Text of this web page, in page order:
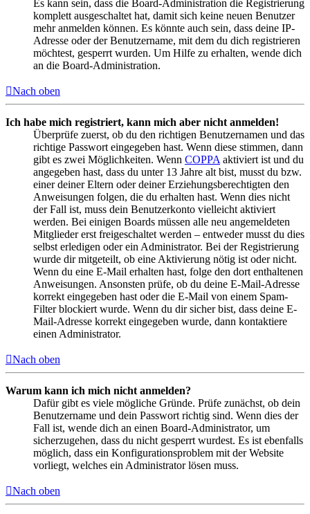
Es kann sein, dass die Board-Administration die Registrierung
komplett ausgeschaltet hat, damit sich keine neuen Benutzer
mehr anmelden können. Es könnte auch sein, dass deine IP-
Adresse oder der Benutzername, mit dem du dich registrieren
möchtest, gesperrt wurden. Um Hilfe zu erhalten, wende dich
an die Board-Administration.
Nach oben
Ich habe mich registriert, kann mich aber nicht anmelden!
Überprüfe zuerst, ob du den richtigen Benutzernamen und das
richtige Passwort eingegeben hast. Wenn diese stimmen, dann
gibt es zwei Möglichkeiten. Wenn COPPA aktiviert ist und du
angegeben hast, dass du unter 13 Jahre alt bist, musst du bzw.
einer deiner Eltern oder deiner Erziehungsberechtigten den
Anweisungen folgen, die du erhalten hast. Wenn dies nicht
der Fall ist, muss dein Benutzerkonto vielleicht aktiviert
werden. Bei einigen Boards müssen alle neu angemeldeten
Mitglieder erst freigeschaltet werden – entweder musst du dies
selbst erledigen oder ein Administrator. Bei der Registrierung
wurde dir mitgeteilt, ob eine Aktivierung nötig ist oder nicht.
Wenn du eine E-Mail erhalten hast, folge den dort enthaltenen
Anweisungen. Ansonsten prüfe, ob du deine E-Mail-Adresse
korrekt eingegeben hast oder die E-Mail von einem Spam-
Filter blockiert wurde. Wenn du dir sicher bist, dass deine E-
Mail-Adresse korrekt eingegeben wurde, dann kontaktiere
einen Administrator.
Nach oben
Warum kann ich mich nicht anmelden?
Dafür gibt es viele mögliche Gründe. Prüfe zunächst, ob dein
Benutzername und dein Passwort richtig sind. Wenn dies der
Fall ist, wende dich an einen Board-Administrator, um
sicherzugehen, dass du nicht gesperrt wurdest. Es ist ebenfalls
möglich, dass ein Konfigurationsproblem mit der Website
vorliegt, welches ein Administrator lösen muss.
Nach oben